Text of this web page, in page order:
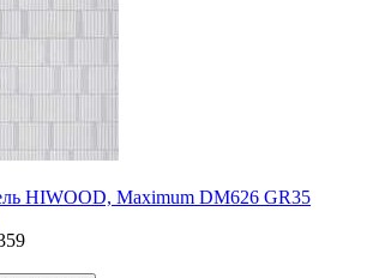
HIWOOD, Maximum DM626 GR35